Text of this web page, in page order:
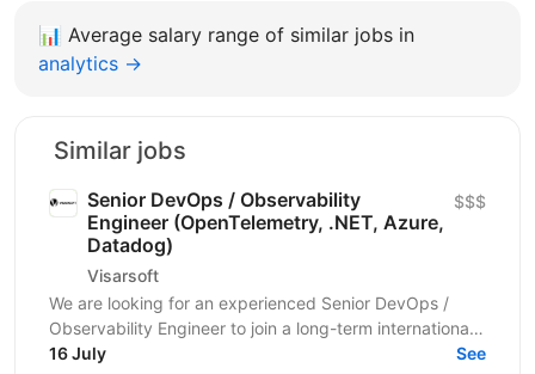
📊 Average salary range of similar jobs in
analytics →
Similar jobs
Senior DevOps / Observability
Engineer (OpenTelemetry, .NET, Azure,
Datadog)
Visarsoft
$$$
We are looking for an experienced Senior DevOps /
Observability Engineer to join a long-term international
project focused on building a modern...
16 July See